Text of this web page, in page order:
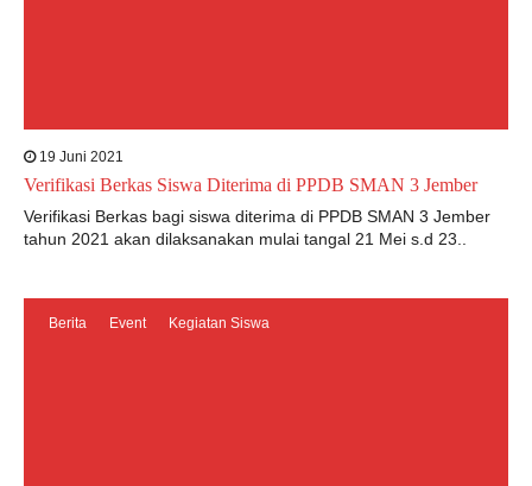
19 Juni 2021
Verifikasi Berkas Siswa Diterima di PPDB SMAN 3 Jember
Verifikasi Berkas bagi siswa diterima di PPDB SMAN 3 Jember
tahun 2021 akan dilaksanakan mulai tangal 21 Mei s.d 23..
Berita Event Kegiatan Siswa